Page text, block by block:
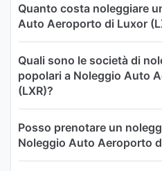
Quanto costa noleggiare
Auto Aeroporto di Luxor
Quali sono le società di
popolari a Noleggio Auto
(LXR)?
Posso prenotare un
Noleggio Auto Aeroporto